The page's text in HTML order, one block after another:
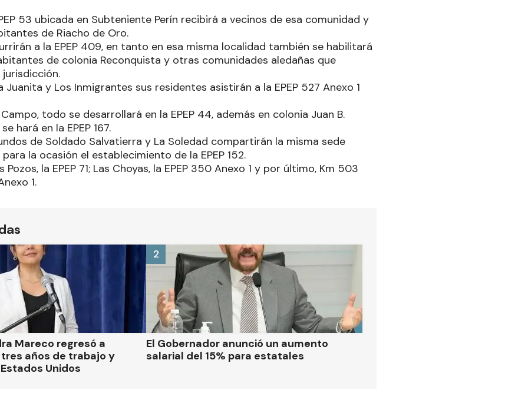
53 ubicada en Subteniente Perín recibirá a vecinos de esa comunidad y
de Riacho de Oro.
a la EPEP 409, en tanto en esa misma localidad también se habilitará
de colonia Reconquista y otras comunidades aledañas que
Juanita y Los Inmigrantes sus residentes asistirán a la EPEP 527 Anexo 1
todo se desarrollará en la EPEP 44, además en colonia Juan B.
hará en la EPEP 167.
de Soldado Salvatierra y La Soledad compartirán la misma sede
la ocasión el establecimiento de la EPEP 152.
Pozos, la EPEP 71; Las Choyas, la EPEP 350 Anexo 1 y por último, Km 503
1.
Mareco regresó a
años de trabajo y
Unidos
El Gobernador anunció un aumento
salarial del 15% para estatales
2